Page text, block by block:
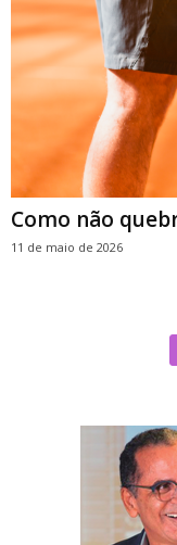
Como não
11 de maio de 2026